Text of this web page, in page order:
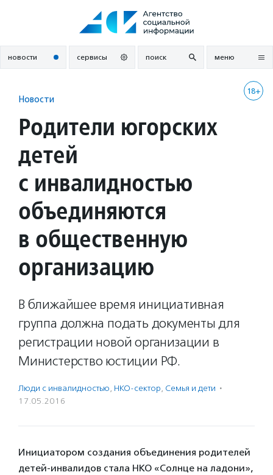
новости сервисы поиск меню
18+
Новости
Родители югорских
детей
с инвалидностью
объединяются
в общественную
организацию
В ближайшее время инициативная
группа должна подать документы для
регистрации новой организации в
Министерство юстиции РФ.
Люди с инвалидностью, НКО-сектор, Семья и дети ·
17.05.2016
Инициатором создания объединения родителей
детей-инвалидов стала НКО «Солнце на ладони»,